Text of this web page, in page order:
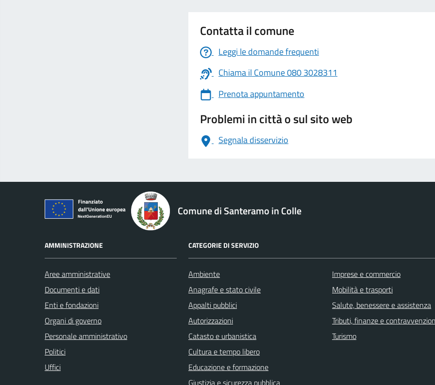
Contatta il comune
Leggi le domande frequenti
Chiama il Comune 080 3028311
Prenota appuntamento
Problemi in città o sul sito web
Segnala disservizio
logo Unione Europea
Comune di Santeramo in Colle
AMMINISTRAZIONE
Aree amministrative
Documenti e dati
Enti e fondazioni
Organi di governo
Personale amministrativo
Politici
Uffici
CATEGORIE DI SERVIZIO
Ambiente
Anagrafe e stato civile
Appalti pubblici
Autorizzazioni
Catasto e urbanistica
Cultura e tempo libero
Educazione e formazione
Giustizia e sicurezza pubblica
Imprese e commercio
Mobilità e trasporti
Salute, benessere e assistenza
Tributi, finanze e
Turismo